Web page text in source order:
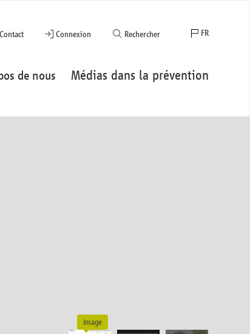
Contact Connexion Rechercher FR
de nous Médias dans la prévention